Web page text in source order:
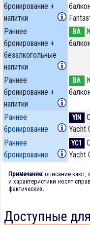
бронирование +
напитки
Раннее
бронирование +
безалкогольные
напитки
BA
Раннее
бронирование +
напитки
BA
Раннее
бронирование
YIN
Yacht
Раннее
бронирование
YC1
Yacht
Примечание: описание
и характеристики носят
фактических.
Доступные